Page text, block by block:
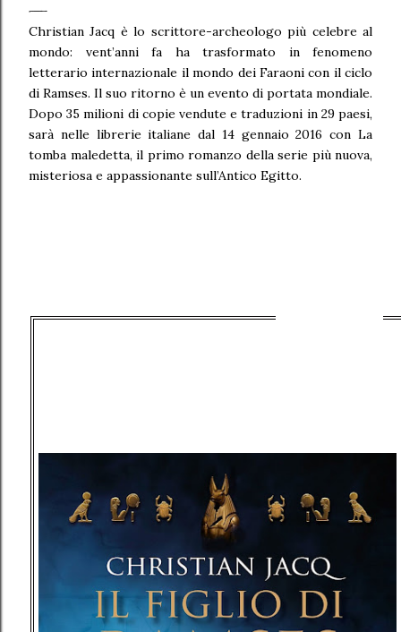
Christian Jacq è lo scrittore-archeologo più celebre al
mondo: vent’anni fa ha trasformato in fenomeno
letterario internazionale il mondo dei Faraoni con il ciclo
di Ramses. Il suo ritorno è un evento di portata mondiale.
Dopo 35 milioni di copie vendute e traduzioni in 29 paesi,
sarà nelle librerie italiane dal 14 gennaio 2016 con La
tomba maledetta, il primo romanzo della serie più nuova,
misteriosa e appassionante sull’Antico Egitto.